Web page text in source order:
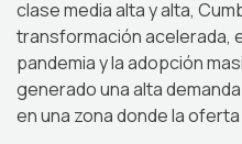
clase media alta y alta,
transformación acelerada,
pandemia y la adopción
generado una alta
en una zona donde la